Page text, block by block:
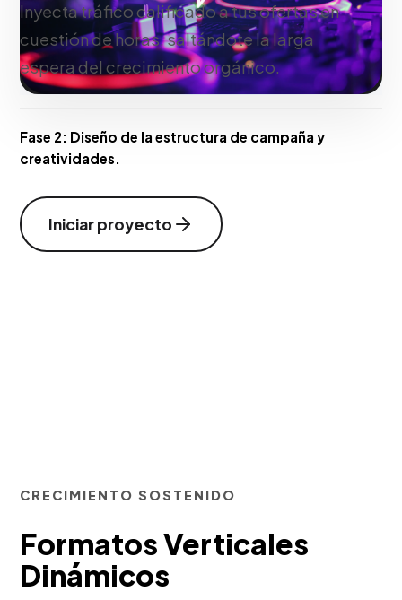
Inyecta tráfico calificado a tus ofertas en
cuestión de horas, saltándote la larga
espera del crecimiento orgánico.
Fase 2: Diseño de la estructura de campaña y
creatividades.
Iniciar proyecto
CRECIMIENTO SOSTENIDO
Formatos Verticales
Dinámicos